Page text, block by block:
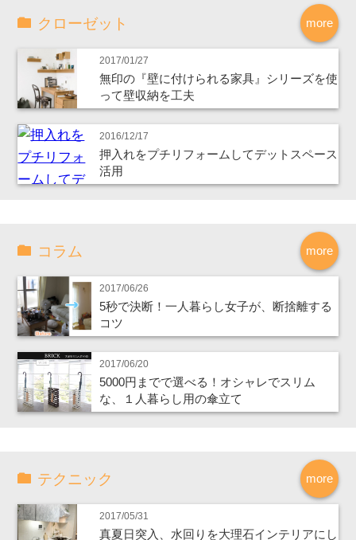
more
クローゼット
2017/01/27
無印の『壁に付けられる家具』シリーズを使
って壁収納を工夫
2016/12/17
押入れをプチリフォームしてデットスペース
活用
more
コラム
2017/06/26
5秒で決断！一人暮らし女子が、断捨離する
コツ
2017/06/20
5000円までで選べる！オシャレでスリム
な、１人暮らし用の傘立て
more
テクニック
2017/05/31
真夏日突入、水回りを大理石インテリアにし